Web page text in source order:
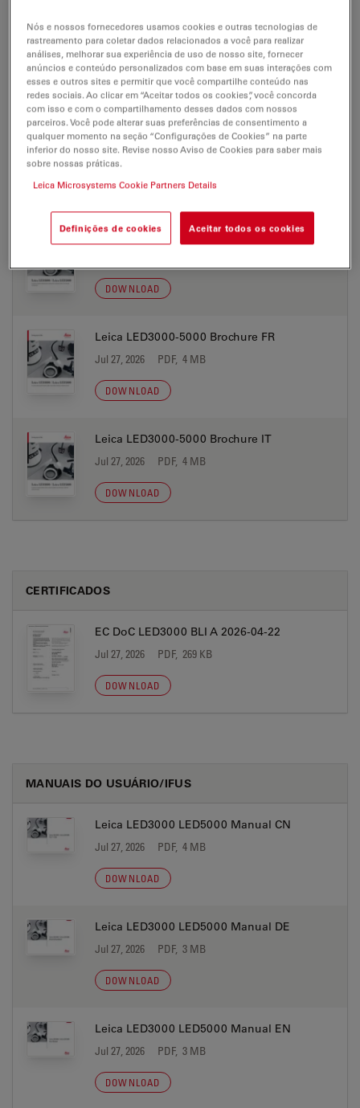
Leica LED3000-5000 Brochure DE
Jul 27, 2026 PDF, 4 MB
DOWNLOAD
Leica LED3000-5000 Brochure EN
Jul 27, 2026 PDF, 4 MB
DOWNLOAD
Leica LED3000-5000 Brochure ES
DOWNLOAD
Leica LED3000-5000 Brochure FR
Jul 27, 2026 PDF, 4 MB
DOWNLOAD
Leica LED3000-5000 Brochure IT
Jul 27, 2026 PDF, 4 MB
DOWNLOAD
CERTIFICADOS
EC DoC LED3000 BLI A 2026-04-22
Jul 27, 2026 PDF, 269 KB
DOWNLOAD
MANUAIS DO USUÁRIO/IFUS
Leica LED3000 LED5000 Manual CN
Jul 27, 2026 PDF, 4 MB
DOWNLOAD
Leica LED3000 LED5000 Manual DE
Jul 27, 2026 PDF, 3 MB
DOWNLOAD
Leica LED3000 LED5000 Manual EN
Jul 27, 2026 PDF, 3 MB
DOWNLOAD
Nós e nossos fornecedores usamos cookies e outras tecnologias de
rastreamento para coletar dados relacionados a você para realizar
análises, melhorar sua experiência de uso de nosso site, fornecer
anúncios e conteúdo personalizados com base em suas interações com
esses e outros sites e permitir que você compartilhe conteúdo nas
redes sociais. Ao clicar em “Aceitar todos os cookies”, você concorda
com isso e com o compartilhamento desses dados com nossos
parceiros. Você pode alterar suas preferências de consentimento a
qualquer momento na seção “Configurações de Cookies” na parte
inferior do nosso site. Revise nosso Aviso de Cookies para saber mais
sobre nossas práticas.
Leica Microsystems Cookie Partners Details
Definições de cookies Aceitar todos os cookies